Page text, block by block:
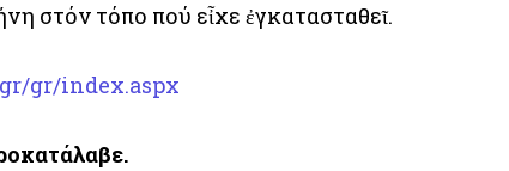
στόν τόπο πού εἶχε ἐγκατασταθεῖ.
gr/index.aspx